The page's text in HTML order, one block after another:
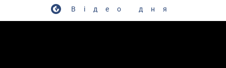
Відео дня